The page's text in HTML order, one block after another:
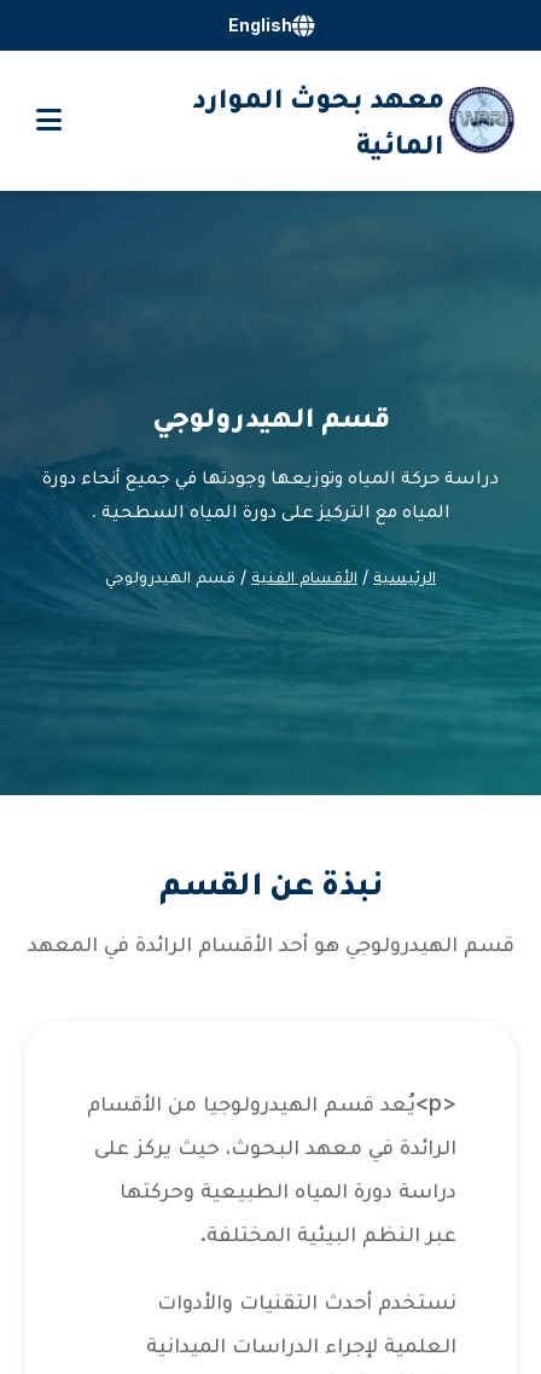
English
معهد بحوث الموارد
المائية
قسم الهيدرولوجي
دراسة حركة المياه وتوزيعها وجودتها في جميع أنحاء دورة
المياه مع التركيز على دورة المياه السطحية .
الرئيسية / الأقسام الفنية / قسم الهيدرولوجي
نبذة عن القسم
قسم الهيدرولوجي هو أحد الأقسام الرائدة في المعهد
<p>يُعد قسم الهيدرولوجيا من الأقسام
الرائدة في معهد البحوث، حيث يركز على
دراسة دورة المياه الطبيعية وحركتها
عبر النظم البيئية المختلفة.
نستخدم أحدث التقنيات والأدوات
العلمية لإجراء الدراسات الميدانية